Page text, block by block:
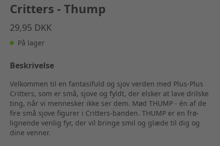
Critters - Thump
29,95 DKK
På lager
Beskrivelse
Velkommen til en fantasifuld og sjov verden med Plus-Plus
Critters, som er små, sjove og fyldt, der elsker at lave drilske
ting, når vi mennesker ikke ser dem. Mød THUMP - én af de
fire små sjove figurer i Critters-banden. THUMP er en frø-
lignende venlig fyr, der vil bringe smil og glæde til dig og
dine venner.